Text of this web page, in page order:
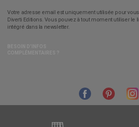
Votre adresse email est uniquement utilisée pour
Diverti Editions. Vous pouvez à tout moment utiliser
intégré dans la newsletter.